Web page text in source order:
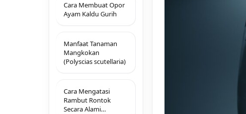
Cara Membuat Opor
Ayam Kaldu Gurih
Manfaat Tanaman
Mangkokan
(Polyscias scutellaria)
Cara Mengatasi
Rambut Rontok
Secara Alami